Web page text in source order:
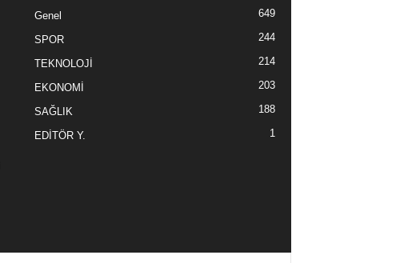
Genel 649
SPOR 244
TEKNOLOJİ 214
EKONOMİ 203
SAĞLIK 188
EDİTÖR Y. 1